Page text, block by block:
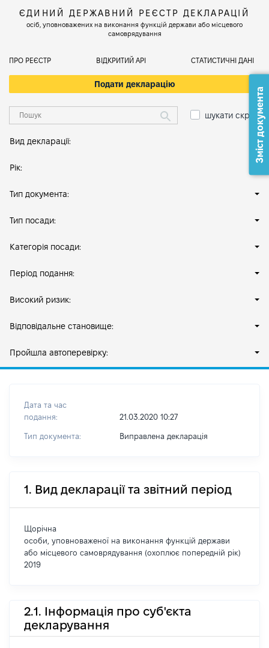
ЄДИНИЙ ДЕРЖАВНИЙ РЕЄСТР ДЕКЛАРАЦІЙ
осіб, уповноважених на виконання функцій держави або місцевого
самоврядування
ПРО РЕЄСТР ВІДКРИТИЙ АРІ СТАТИСТИЧНІ ДАНІ
Подати декларацію
шукати скрізь
Вид декларації:
Рік:
Тип документа:
Тип посади:
Категорія посади:
Період подання:
Високий ризик:
Відповідальне становище:
Пройшла автоперевірку:
Дата та час
подання:
21.03.2020 10:27
Тип документа: Виправлена декларація
1. Вид декларації та звітний період
Щорічна
особи, уповноваженої на виконання функцій держави
або місцевого самоврядування (охоплює попередній рік)
2019
2.1. Інформація про суб'єкта
декларування
Зміст документа